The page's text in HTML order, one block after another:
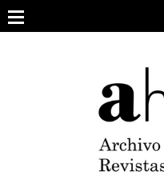
ARCHIVO DE REVISTAS
ESTUDIOS CRÍTICOS